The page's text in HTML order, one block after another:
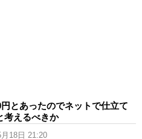
とあったのでネットで仕立て
考えるべきか
18日 21:20